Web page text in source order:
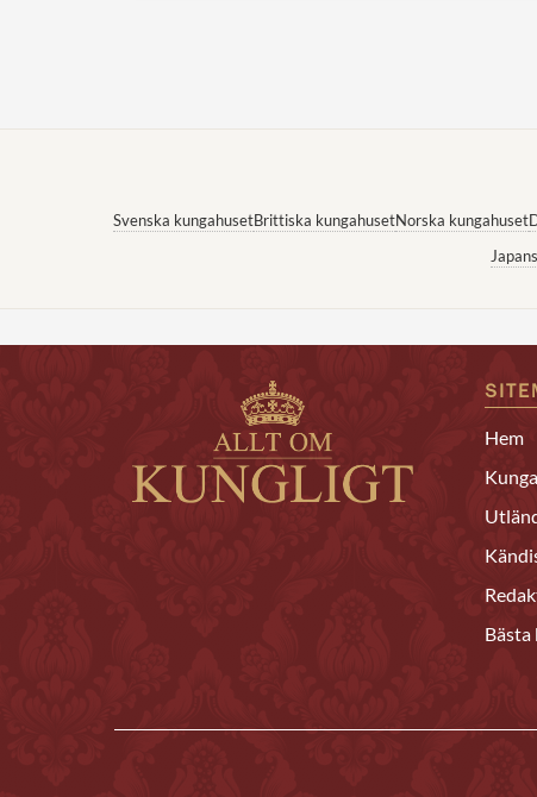
Svenska kungahusetBrittiska kungahusetNorska kungahuset
Hem
Bästa